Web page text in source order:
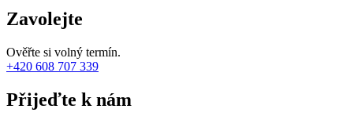
Zavolejte
Ověřte si volný termín.
+420 608 707 339
Přijeďte k nám